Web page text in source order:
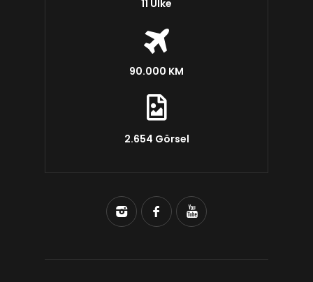
11 Ülke
90.000 KM
2.654 Görsel